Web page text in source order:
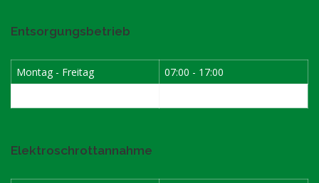
Entsorgungsbetrieb
Montag - Freitag
07:00 - 17:00
Elektroschrottannahme